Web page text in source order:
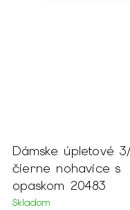
Dámske úpletové
čierne nohavice s
opaskom 20483
Skladom